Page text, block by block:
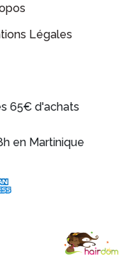
Légales
65€ d'achats
en Martinique